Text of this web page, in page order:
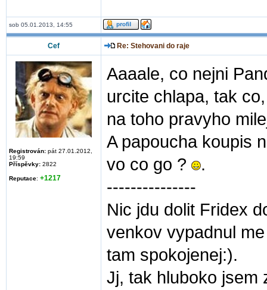
sob 05.01.2013, 14:55
Cef Re: Stehovani do raje
Registrován: pát 27.01.2012,
19:59
Příspěvky: 2822
Reputace: +1217
Aaaale, co nejni
urcite chlapa, tak
na toho pravyho
A papoucha koupis
vo co go ?
.
---------------
Nic jdu dolit Fridex
venkov vypadnul
tam spokojenej:).
Jj, tak hluboko jsem